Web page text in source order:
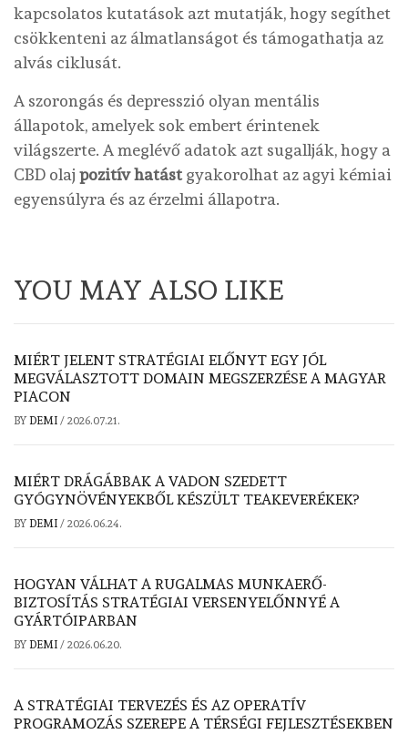
kapcsolatos kutatások azt mutatják, hogy segíthet
csökkenteni az álmatlanságot és támogathatja az
alvás ciklusát.
A szorongás és depresszió olyan mentális
állapotok, amelyek sok embert érintenek
világszerte. A meglévő adatok azt sugallják, hogy a
CBD olaj pozitív hatástgyakorolhat az agyi kémiai
egyensúlyra és az érzelmi állapotra.
YOU MAY ALSO LIKE
MIÉRT JELENT STRATÉGIAI ELŐNYT EGY JÓL
MEGVÁLASZTOTT DOMAIN MEGSZERZÉSE A MAGYAR
PIACON
BY DEMI / 2026.07.21.
MIÉRT DRÁGÁBBAK A VADON SZEDETT
GYÓGYNÖVÉNYEKBŐL KÉSZÜLT TEAKEVERÉKEK?
BY DEMI / 2026.06.24.
HOGYAN VÁLHAT A RUGALMAS MUNKAERŐ-
BIZTOSÍTÁS STRATÉGIAI VERSENYELŐNNYÉ A
GYÁRTÓIPARBAN
BY DEMI / 2026.06.20.
A STRATÉGIAI TERVEZÉS ÉS AZ OPERATÍV
PROGRAMOZÁS SZEREPE A TÉRSÉGI FEJLESZTÉSEKBEN